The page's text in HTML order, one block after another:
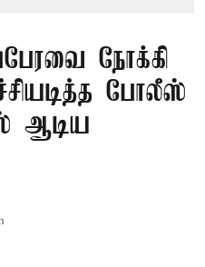
நோக்கி
போலீஸ்
ஆடிய